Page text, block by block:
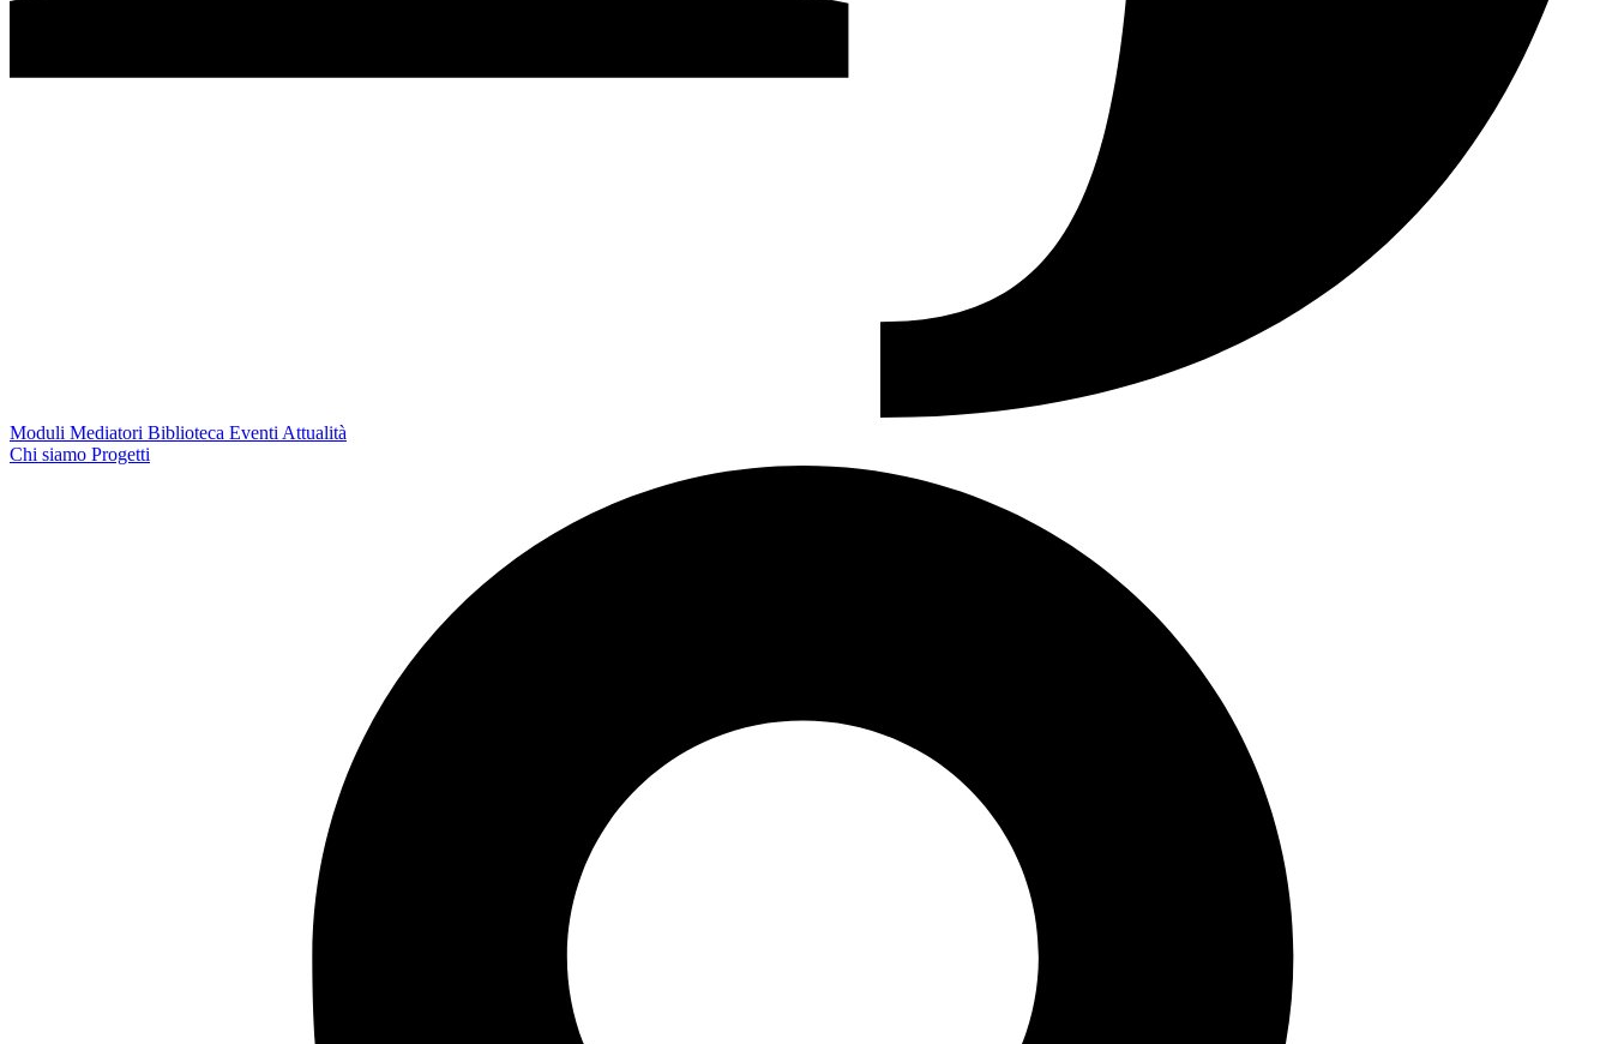
Moduli Mediatori Biblioteca Eventi Attualità
Chi siamo Progetti